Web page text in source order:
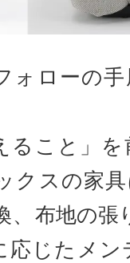
ォローの
ること」
クスの家
布地の張
応じたメン